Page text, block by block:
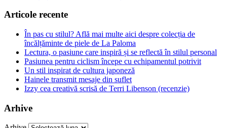
Articole recente
În pas cu stilul? Află mai multe aici despre colecția de
încălțăminte de piele de La Paloma
Lectura, o pasiune care inspiră și se reflectă în stilul personal
Pasiunea pentru ciclism începe cu echipamentul potrivit
Un stil inspirat de cultura japoneză
Hainele transmit mesaje din suflet
Izzy cea creativă scrisă de Terri Libenson (recenzie)
Arhive